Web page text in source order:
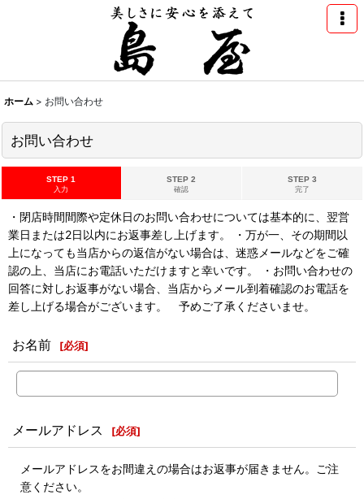
ホーム > お問い合わせ
お問い合わせ
STEP 1
入力
STEP 2
確認
STEP 3
完了
・閉店時間間際や定休日のお問い合わせについては基本的に、翌営
業日または2日以内にお返事差し上げます。 ・万が一、その期間以
上になっても当店からの返信がない場合は、迷惑メールなどをご確
認の上、当店にお電話いただけますと幸いです。 ・お問い合わせの
回答に対しお返事がない場合、当店からメール到着確認のお電話を
差し上げる場合がございます。 予めご了承くださいませ。
お名前 [必須]
メールアドレス [必須]
メールアドレスをお間違えの場合はお返事が届きません。ご注
意ください。